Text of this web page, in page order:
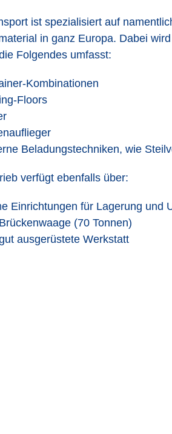
ist spezialisiert auf
in ganz Europa. Dabei
Folgendes umfasst:
Kombinationen
Floors
Beladungstechniken, wie
verfügt ebenfalls über:
Einrichtungen für Lagerung und
(70 Tonnen)
ausgerüstete Werkstatt